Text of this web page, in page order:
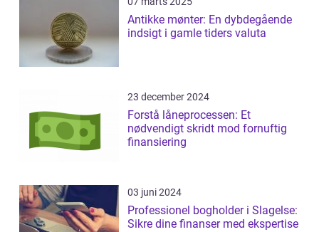
Antikke mønter: En dybdegående
indsigt i gamle tiders valuta
23 december 2024
Forstå låneprocessen: Et
nødvendigt skridt mod fornuftig
finansiering
03 juni 2024
Professionel bogholder i Slagelse:
Sikre dine finanser med ekspertise